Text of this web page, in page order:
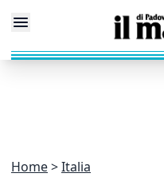
Home Italia